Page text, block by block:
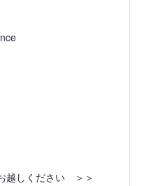
越しください ＞＞